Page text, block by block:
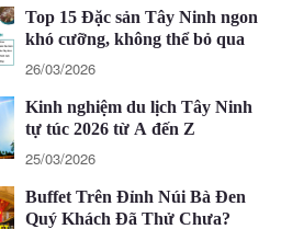
Top 15 Đặc sản Tây Ninh ngon
khó cưỡng, không thể bỏ qua
26/03/2026
Kinh nghiệm du lịch Tây Ninh
tự túc 2026 từ A đến Z
25/03/2026
Buffet Trên Đỉnh Núi Bà Đen
Quý Khách Đã Thử Chưa?